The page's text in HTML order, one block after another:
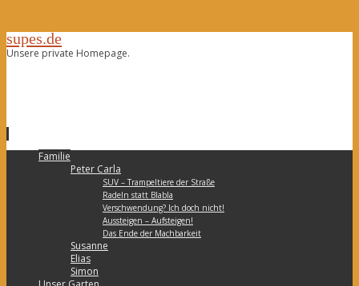
supes.de
Unsere private Homepage.
Familie
Peter Carla
SUV – Trampeltiere der Straße
Radeln statt Blabla
Verschwendung? Ich doch nicht!
Aussteigen – Aufsteigen!
Das Ende der Machbarkeit
Susanne
Elias
Simon